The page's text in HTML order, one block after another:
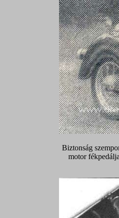
Biztonság
motor